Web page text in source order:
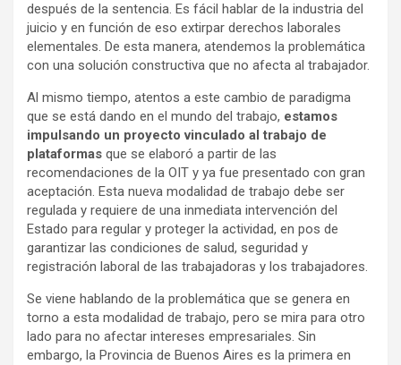
después de la sentencia. Es fácil hablar de la industria del
juicio y en función de eso extirpar derechos laborales
elementales. De esta manera, atendemos la problemática
con una solución constructiva que no afecta al trabajador.
Al mismo tiempo, atentos a este cambio de paradigma
que se está dando en el mundo del trabajo, estamos
impulsando un proyecto vinculado al trabajo de
plataformas que se elaboró a partir de las
recomendaciones de la OIT y ya fue presentado con gran
aceptación. Esta nueva modalidad de trabajo debe ser
regulada y requiere de una inmediata intervención del
Estado para regular y proteger la actividad, en pos de
garantizar las condiciones de salud, seguridad y
registración laboral de las trabajadoras y los trabajadores.
Se viene hablando de la problemática que se genera en
torno a esta modalidad de trabajo, pero se mira para otro
lado para no afectar intereses empresariales. Sin
embargo, la Provincia de Buenos Aires es la primera en